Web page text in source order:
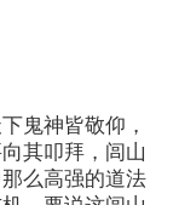
鬼神皆敬仰，
其叩拜，闾山
么高强的道法